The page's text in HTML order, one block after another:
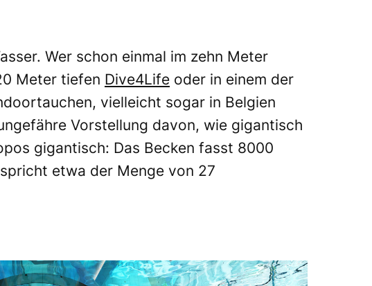
Wer schon einmal im zehn Meter
Meter tiefen Dive4Life oder in einem der
vielleicht sogar in Belgien
Vorstellung davon, wie gigantisch
gigantisch: Das Becken fasst 8000
etwa der Menge von 27